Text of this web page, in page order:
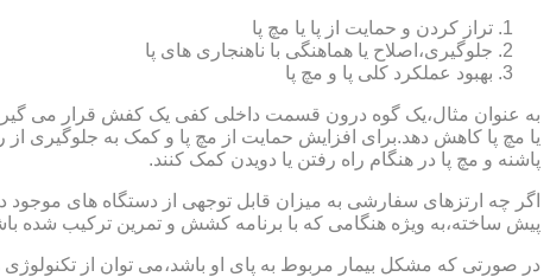
تراز کردن و حمایت از پا یا مچ پا
جلوگیری،اصلاح یا هماهنگی با ناهنجاری های پا
بهبود عملکرد کلی پا و مچ پا
به عنوان مثال،یک گوه درون قسمت داخلی کفی یک کفش قرار می گیرد
یا مچ پا کاهش دهد.برای افزایش حمایت از مچ پا و کمک به جلوگیری
پاشنه و مچ پا در هنگام راه رفتن یا دویدن کمک کنند.
اگر چه ارتزهای سفارشی به میزان قابل توجهی از دستگاه های موجود
پیش ساخته،به ویژه هنگامی که با برنامه کشش و تمرین ترکیب شده
در صورتی که مشکل بیمار مربوط به پای او باشد،می توان از